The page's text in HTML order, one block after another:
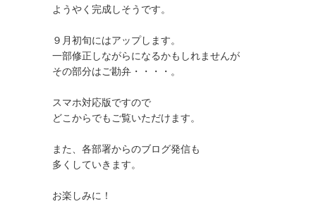
ようやく完成しそうです。
９月初旬にはアップします。
一部修正しながらになるかもしれませんが
その部分はご勘弁・・・・。
スマホ対応版ですので
どこからでもご覧いただけます。
また、各部署からのブログ発信も
多くしていきます。
お楽しみに！